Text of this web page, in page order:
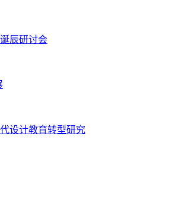
辰研讨会
设计教育转型研究